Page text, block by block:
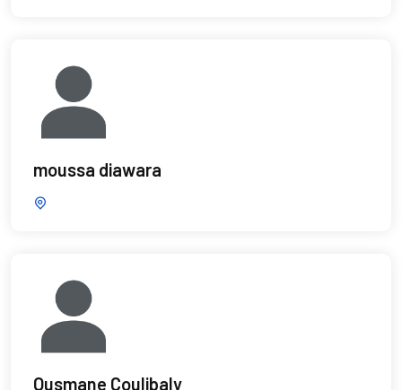
moussa diawara
Ousmane Coulibaly